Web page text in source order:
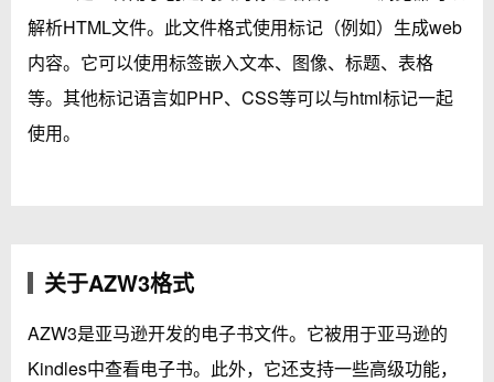
解析HTML文件。此文件格式使用标记（例如）生成web
内容。它可以使用标签嵌入文本、图像、标题、表格
等。其他标记语言如PHP、CSS等可以与html标记一起
使用。
关于AZW3格式
AZW3是亚马逊开发的电子书文件。它被用于亚马逊的
Kindles中查看电子书。此外，它还支持一些高级功能，